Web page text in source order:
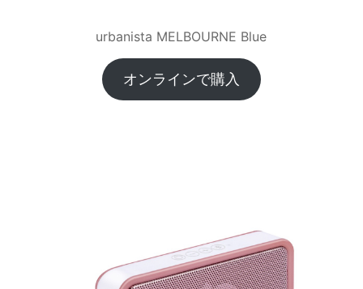
urbanista MELBOURNE Blue
オンラインで購入